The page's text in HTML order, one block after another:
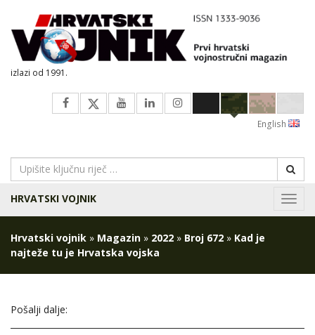
izlazi od 1991.
English
HRVATSKI VOJNIK
Hrvatski vojnik » Magazin » 2022 » Broj 672 » Kad je
najteže tu je Hrvatska vojska
Pošalji dalje: